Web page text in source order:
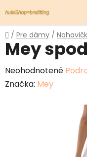
na
obsah
Domov
/ Pre dámy /
Mey
Priemerné
hodnotenie
Neohodnotené
Značka: Mey